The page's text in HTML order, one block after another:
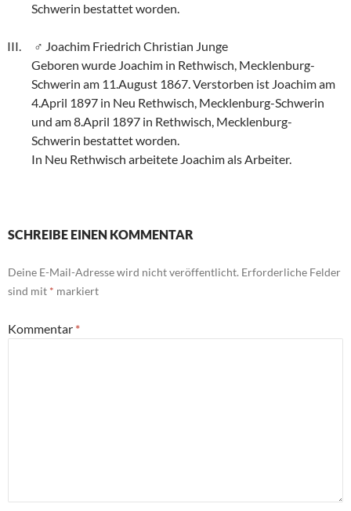
Schwerin bestattet worden.
Joachim Friedrich Christian Junge
Geboren wurde Joachim in Rethwisch, Mecklenburg-
Schwerin am 11.August 1867. Verstorben ist Joachim am
4.April 1897 in Neu Rethwisch, Mecklenburg-Schwerin
und am 8.April 1897 in Rethwisch, Mecklenburg-
Schwerin bestattet worden.
In Neu Rethwisch arbeitete Joachim als Arbeiter.
SCHREIBE EINEN KOMMENTAR
Deine E-Mail-Adresse wird nicht veröffentlicht. Erforderliche Felder
sind mit * markiert
Kommentar *